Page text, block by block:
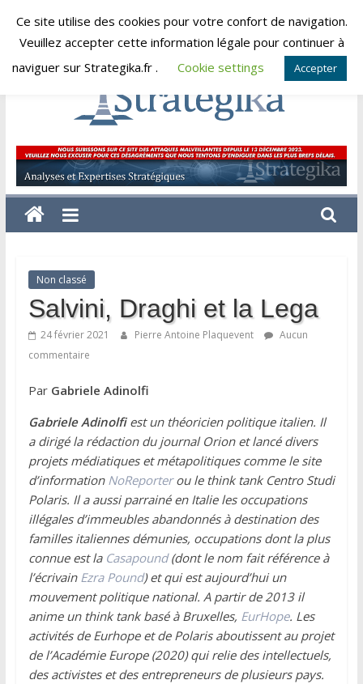
Skip
vendredi, août 7, 2026
Strategika
Expertise
et
Analyses
Non classé
Salvini, Draghi et la Lega
24 février 2021 Pierre Antoine Plaquevent
Aucun
commentaire
Par Gabriele Adinolfi
Gabriele Adinolfiest un théoricien politique italien. Il
a dirigé la rédaction du journal Orion et lancé divers
projets médiatiques et métapolitiques comme le site
d’information NoReporterou le think tank Centro Studi
Polaris. Il a aussi parrainé en Italie les occupations
illégales d’immeubles abandonnés à destination des
familles italiennes démunies, occupations dont la plus
connue est la Casapound(dont le nom fait référence à
l’écrivainEzra Pound) et qui est aujourd’hui un
mouvement politique national. A partir de 2013 il
anime un think tank basé à Bruxelles, EurHope. Les
activités de Eurhope et de Polaris aboutissent au projet
de l’Académie Europe (2020) qui relie des intellectuels,
des activistes et des entrepreneurs de plusieurs pays.
Ce site utilise des cookies pour votre confort de navigation.
Veuillez accepter cette information légale pour continuer à
naviguer sur Strategika.fr .
Cookie settings Accepter